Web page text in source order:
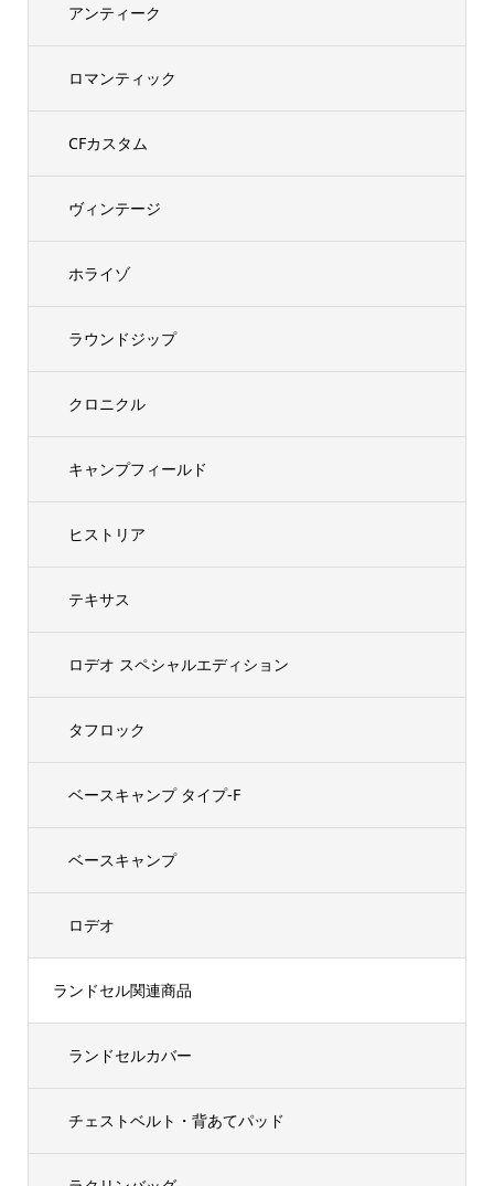
アンティーク
ロマンティック
CFカスタム
ヴィンテージ
ホライゾ
ラウンドジップ
クロニクル
キャンプフィールド
ヒストリア
テキサス
ロデオ スペシャルエディション
タフロック
ベースキャンプ タイプ-F
ベースキャンプ
ロデオ
ランドセル関連商品
ランドセルカバー
チェストベルト・背あてパッド